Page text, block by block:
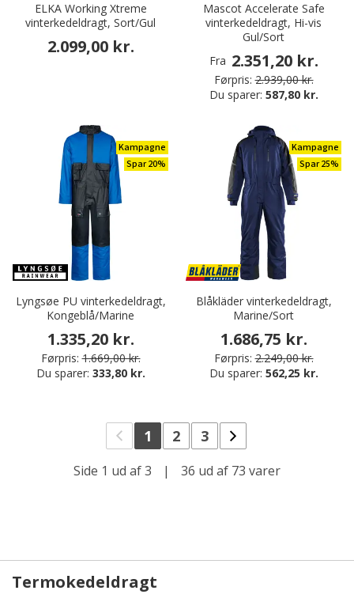
ELKA Working Xtreme
vinterkedeldragt, Sort/Gul
2.099,00 kr.
Mascot Accelerate Safe
vinterkedeldragt, Hi-vis
Gul/Sort
Fra 2.351,20 kr.
Førpris: 2.939,00 kr.
Du sparer: 587,80 kr.
Kampagne
Spar 20%
Lyngsøe PU vinterkedeldragt,
Kongeblå/Marine
1.335,20 kr.
Førpris: 1.669,00 kr.
Du sparer: 333,80 kr.
Kampagne
Spar 25%
Blåkläder vinterkedeldragt,
Marine/Sort
1.686,75 kr.
Førpris: 2.249,00 kr.
Du sparer: 562,25 kr.
1 2 3
Side 1 ud af 3 | 36 ud af 73 varer
Termokedeldragt